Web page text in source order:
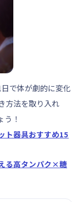
で体が劇的に変化
方法を取り入れ
！
ト器具おすすめ15
る高タンパク×糖